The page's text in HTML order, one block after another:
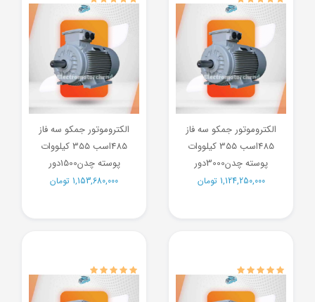
الکتروموتور جمکو سه فاز
485اسب 355 کیلووات
پوسته چدن3000دور
1,124,250,000 تومان
الکتروموتور جمکو سه فاز
485اسب 355 کیلووات
پوسته چدن1500دور
1,153,680,000 تومان